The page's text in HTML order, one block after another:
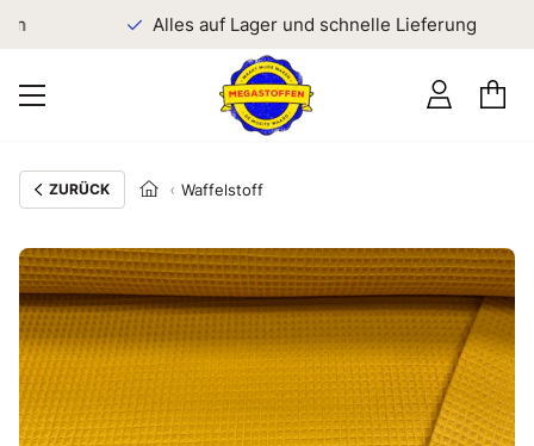
Alles auf Lager und schnelle Lieferung
ZURÜCK Waffelstoff